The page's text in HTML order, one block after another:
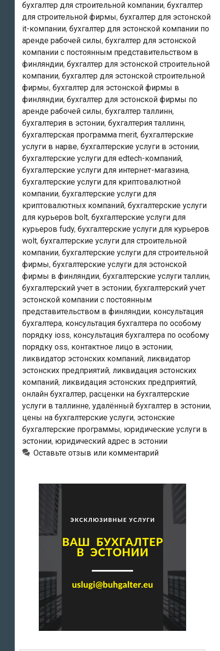
бухгалтер для строительной компании, бухгалтер
для строительной фирмы, бухгалтер для эстонской
it-компании, бухгалтер для эстонской компании по
аренде рабочей силы, бухгалтер для эстонской
компании с постоянным представительством в
финляндии, бухгалтер для эстонской строительной
компании, бухгалтер для эстонской строительной
фирмы, бухгалтер для эстонской фирмы в
финляндии, бухгалтер для эстонской фирмы по
аренде рабочей силы, бухгалтер таллинн,
бухгалтерия в эстонии, бухгалтерия таллинн,
бухгалтерская программа merit, бухгалтерские
услуги в нарве, бухгалтерские услуги в эстонии,
бухгалтерские услуги для edtech-компаний,
бухгалтерские услуги для интернет-магазина,
бухгалтерские услуги для криптовалютной
компании, бухгалтерские услуги для
криптовалютных компаний, бухгалтерские услуги
для курьеров bolt, бухгалтерские услуги для
курьеров fudy, бухгалтерские услуги для курьеров
wolt, бухгалтерские услуги для строительной
компании, бухгалтерские услуги для строительной
фирмы, бухгалтерские услуги для эстонской
фирмы в финляндии, бухгалтерские услуги таллин,
бухгалтерский учет в эстонии, бухгалтерский учет
эстонской компании с постоянным
представительством в финляндии, консультация
бухгалтера, консультация бухгалтера по особому
порядку ioss, консультация бухгалтера по особому
порядку oss, контактное лицо в эстонии,
ликвидатор эстонских компаний, ликвидатор
эстонских предприятий, ликвидация эстонских
компаний, ликвидация эстонских предприятий,
онлайн бухгалтер, расценки на бухгалтерские
услуги в таллинне, удалённый бухгалтер в эстонии,
цены на бухгалтерские услуги, эстонские
бухгалтерские программы, юридические услуги в
эстонии, юридический адрес в эстонии
Оставьте отзыв или комментарий